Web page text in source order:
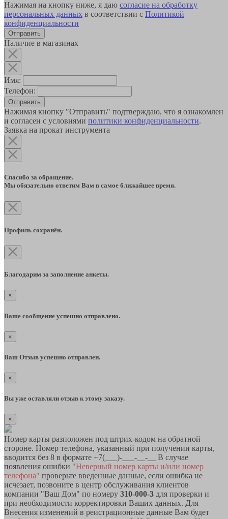
Нажимая на кнопку ниже, я даю согласие на обработку
персональных данных в соответствии с Политикой
конфиденциальности
Наличие в магазинах
Имя:
Телефон:
Отправить
Нажимая кнопку "Отправить" подтверждаю, что я ознакомлен
и согласен с условиями политики конфиденциальности.
Заявка на прокат инструмента
Спасибо за обращение.
Мы обязательно ответим Вам в самое ближайшее время.
Профиль сохранён.
Благодарим за заполнение анкеты.
×
Ваше сообщение успешно отправлено.
×
Ваш Отзыв успешно отправлен.
×
Вы уже оставляли отзыв к этому заказу.
×
Номер карты разположен под штрих-кодом на обратной
стороне. Номер телефона, указанный при получении карты,
вводится без 8 в формате +7(___)-___-__-__ В случае
появления ошибки "Неверный номер карты и/или номер
телефона" проверьте введенные данные, если ошибка не
исчезает, позвоните в центр обслуживания клиентов
компании "Ваш Дом" по номеру 310-000-3 для проверки и
при необходимости корректировки Ваших данных. Для
Внесения изменений в реистрационные данные Вам будет